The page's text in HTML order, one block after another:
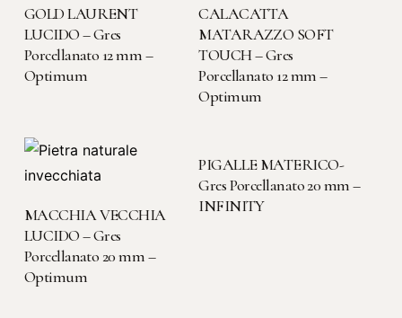
LEGGI TUTTO
GOLD LAURENT
LUCIDO – Gres
Porcellanato 12 mm –
Optimum
LEGGI TUTTO
CALACATTA
MATARAZZO SOFT
TOUCH – Gres
Porcellanato 12 mm –
Optimum
MACCHIA VECCHIA
LUCIDO – Gres
Porcellanato 20 mm –
Optimum
PIGALLE MATERICO-
Gres Porcellanato 20 mm –
INFINITY